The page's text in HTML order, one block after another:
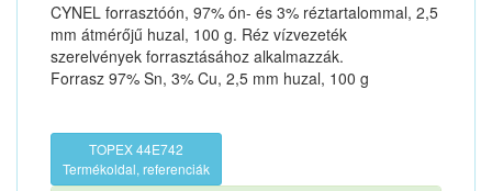
CYNEL forrasztóón, 97% ón- és 3% réztartalommal, 2,5
mm átmérőjű huzal, 100 g. Réz vízvezeték
szerelvények forrasztásához alkalmazzák.
Forrasz 97% Sn, 3% Cu, 2,5 mm huzal, 100 g
TOPEX 44E742
Termékoldal, referenciák